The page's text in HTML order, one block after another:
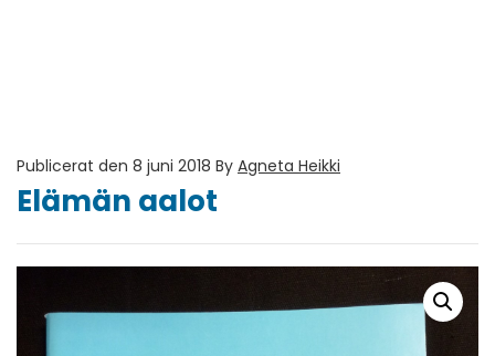
Publicerat den 8 juni 2018 By Agneta Heikki
Elämän aalot